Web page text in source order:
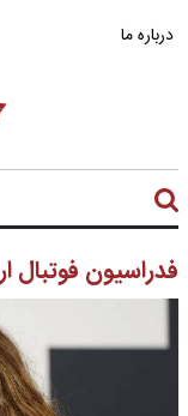
درباره ما
فدراسیون فوتبال